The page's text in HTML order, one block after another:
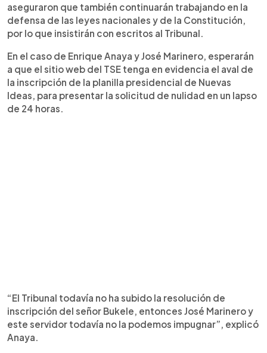
aseguraron que también continuarán trabajando en la
defensa de las leyes nacionales y de la Constitución,
por lo que insistirán con escritos al Tribunal.
En el caso de Enrique Anaya y José Marinero, esperarán
a que el sitio web del TSE tenga en evidencia el aval de
la inscripción de la planilla presidencial de Nuevas
Ideas, para presentar la solicitud de nulidad en un lapso
de 24 horas.
“El Tribunal todavía no ha subido la resolución de
inscripción del señor Bukele, entonces José Marinero y
este servidor todavía no la podemos impugnar”, explicó
Anaya.